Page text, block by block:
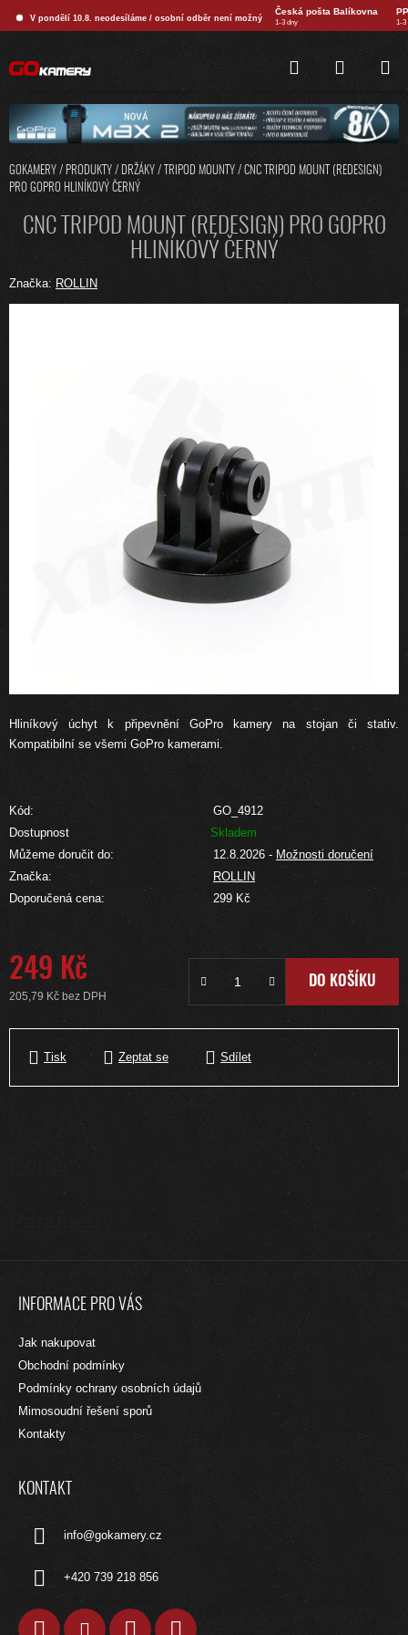
V pondělí 10.8. neodesíláme / osobní odběr není možný
Česká pošta Balíkovna
1-3 dny 1-3
HLEDAT NÁKUPNÍ
KOŠÍK
GOKAMERY / PRODUKTY / DRŽÁKY / TRIPOD MOUNTY / CNC TRIPOD MOUNT (REDESIGN)
PRO GOPRO HLINÍKOVÝ ČERNÝ
Hliníkový úchyt k připevnění GoPro kamery na stojan či stativ.
Kompatibilní se všemi GoPro kamerami.
Kód:
GO_4912
Dostupnost
Skladem
Můžeme doručit do:
12.8.2026 - Možnosti doručení
Značka:
ROLLIN
Doporučená cena:
299 Kč
249 Kč
205,79 Kč bez DPH
DO KOŠÍKU
Tisk Zeptat se Sdílet
CNC TRIPOD MOUNT (REDESIGN) PRO GOPRO
HLINÍKOVÝ ČERNÝ
Značka: ROLLIN
INFORMACE PRO VÁS
Jak nakupovat
Obchodní podmínky
Podmínky ochrany osobních údajů
Mimosoudní řešení sporů
Kontakty
KONTAKT
info@gokamery.cz
+420 739 218 856